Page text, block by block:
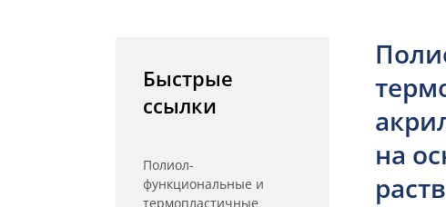
Быстрые
ссылки
Полиол-
функциональные и
термопластичные
на